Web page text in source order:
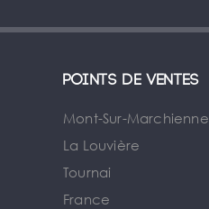
Points de ventes
Mont-Sur-Marchienne
La Louvière
Tournai
France